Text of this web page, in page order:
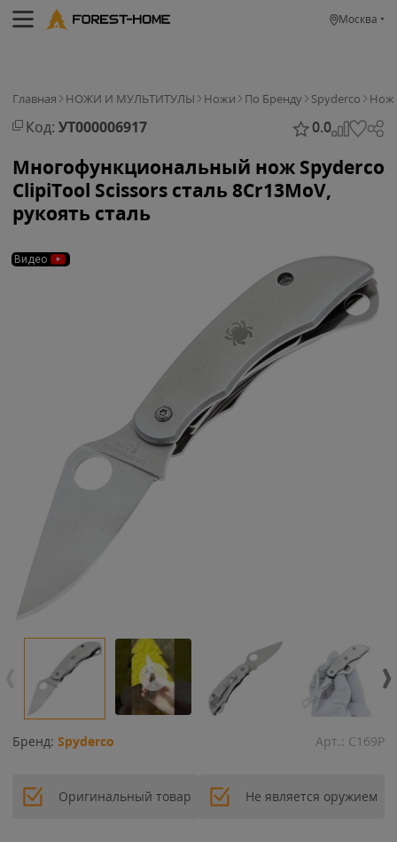
Москва
Главная НОЖИ И МУЛЬТИТУЛЫ Ножи По Бренду Spyderco Нож
Код: УТ000006917 0.0
Многофункциональный нож Spyderco
ClipiTool Scissors сталь 8Cr13MoV,
рукоять сталь
Видео
Бренд: Spyderco Арт.: C169P
Оригинальный товар Не является оружием